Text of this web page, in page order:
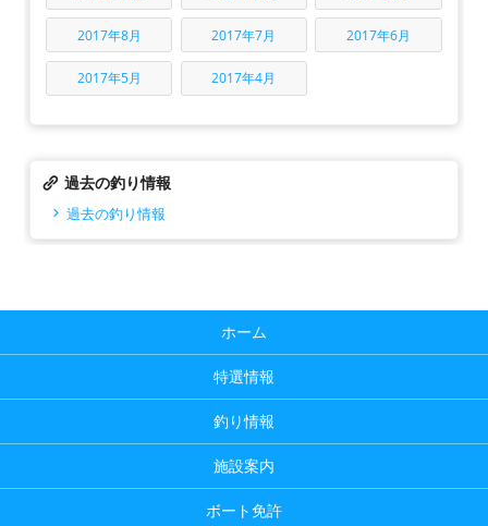
2017年8月 2017年7月 2017年6月
2017年5月 2017年4月
過去の釣り情報
過去の釣り情報
ホーム
特選情報
釣り情報
施設案内
ボート免許